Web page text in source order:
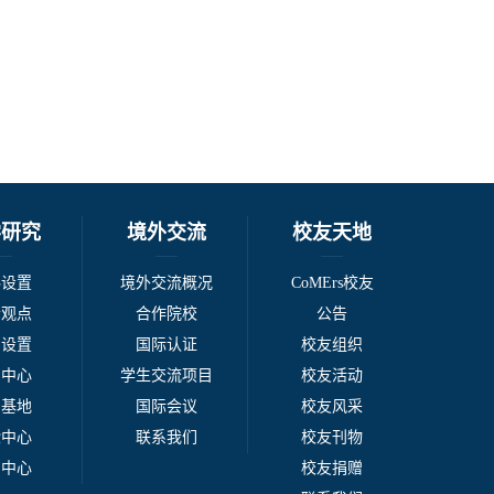
究
置
点
置
心
地
心
心
境外交流
境外交流概况
合作院校
国际认证
学生交流项目
国际会议
联系我们
校友天地
CoMErs校友
公告
校友组织
校友活动
校友风采
校友刊物
校友捐赠